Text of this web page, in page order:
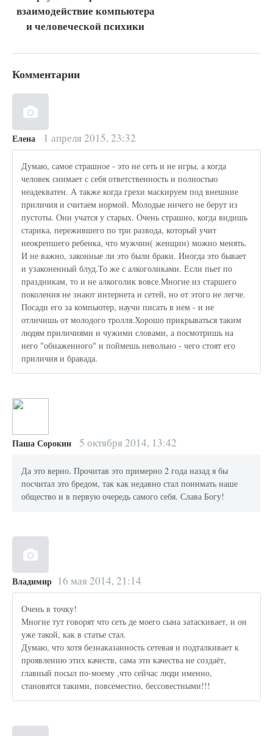
взаимодействие компьютера
и человеческой психики
Комментарии
Елена 1 апреля 2015, 23:32
Думаю, самое страшное - это не сеть и не игры, а когда
человек снимает с себя ответственность и полностью
неадекватен. А также когда грехи маскируем под внешние
приличия и считаем нормой. Молодые ничего не берут из
пустоты. Они учатся у старых. Очень страшно, когда видишь
старика, пережившего по три развода, который учит
неокрепшего ребенка, что мужчин( женщин) можно менять.
И не важно, законные ли это были браки. Иногда это бывает
и узаконенный блуд.То же с алкоголиками. Если пьет по
праздникам, то и не алкоголик вовсе.Многие из старшего
поколения не знают интернета и сетей, но от этого не легче.
Посади его за компьютер, научи писать в нем - и не
отличишь от молодого тролля.Хорошо прикрываться таким
людям приличиями и чужими словами, а посмотришь на
него "обнаженного" и поймешь невольно - чего стоят его
приличия и бравада.
Паша Сорокин 5 октября 2014, 13:42
Да это верно. Прочитав это примерно 2 года назад я бы
посчитал это бредом, так как недавно стал понимать наше
общество и в первую очередь самого себя. Слава Богу!
Владимир 16 мая 2014, 21:14
Очень в точку!
Многие тут говорят что сеть де моего сына затаскивает, и он
уже такой, как в статье стал.
Думаю, что хотя безнаказанность сетевая и подталкивает к
проявлению этих качеств, сама эти качества не создаёт,
главный посыл по-моему ,что сейчас люди именно,
становятся такими, повсеместно, бессовестными!!!